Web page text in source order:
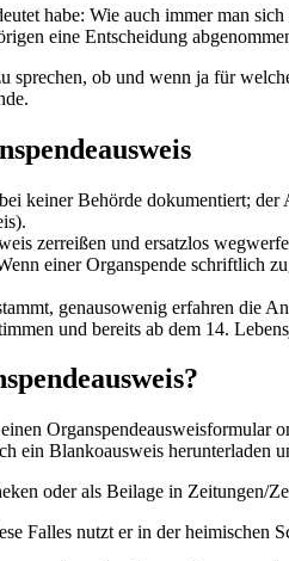
habe: Wie auch immer man
eine Entscheidung
ob und wenn ja für
keiner Behörde dokumentiert;
zerreißen und ersatzlos
einer Organspende schriftlich
genausowenig erfahren die
und bereits ab dem 14.
Organspendeausweisformular
ein Blankoausweis
oder als Beilage in Zeitungen/
Falles nutzt er in der heimischen